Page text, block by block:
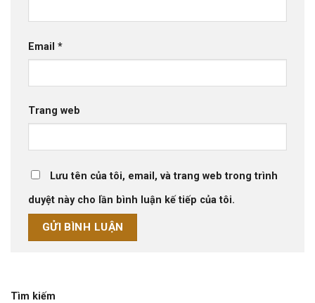
Email *
Trang web
Lưu tên của tôi, email, và trang web trong trình
duyệt này cho lần bình luận kế tiếp của tôi.
Tìm kiếm